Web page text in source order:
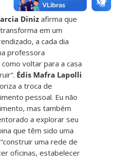
Dinizafirma que
em um
a cada dia
professora
voltar para a casa
Édis Mafra Lapolli
a troca de
pessoal. Eu não
mas também
a explorar seu
que têm sido uma
uma rede de
oficinas, estabelecer